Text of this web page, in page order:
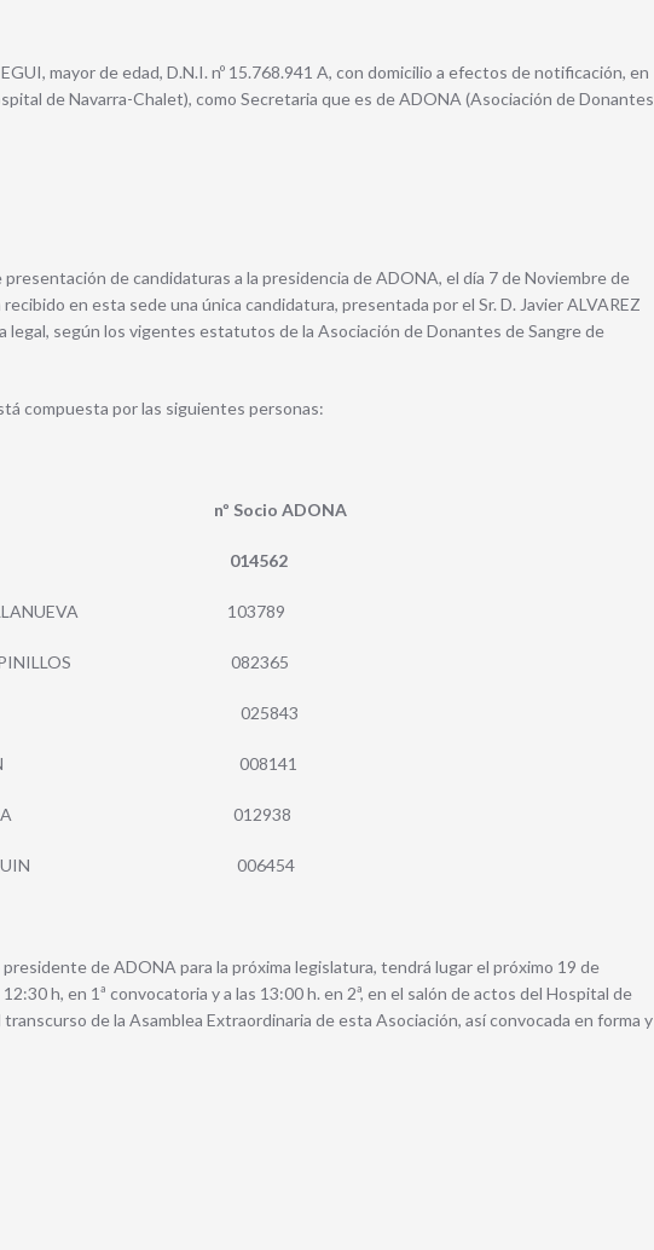
mayor de edad, D.N.I. nº 15.768.941 A, con domicilio a efectos de notificación, en
de Navarra-Chalet), como Secretaria que es de ADONA (Asociación de Donantes
presentación de candidaturas a la presidencia de ADONA, el día 7 de Noviembre de
recibido en esta sede una única candidatura, presentada por el Sr. D. Javier ALVAREZ
legal, según los vigentes estatutos de la Asociación de Donantes de Sangre de
compuesta por las siguientes personas:
nº Socio ADONA
GARCÍA 014562
VILLANUEVA 103789
PINILLOS 082365
MADOZ 025843
ASIAIN 008141
GARCIA 012938
RAZQUIN 006454
de ADONA para la próxima legislatura, tendrá lugar el próximo 19 de
h, en 1ª convocatoria y a las 13:00 h. en 2ª, en el salón de actos del Hospital de
transcurso de la Asamblea Extraordinaria de esta Asociación, así convocada en forma y